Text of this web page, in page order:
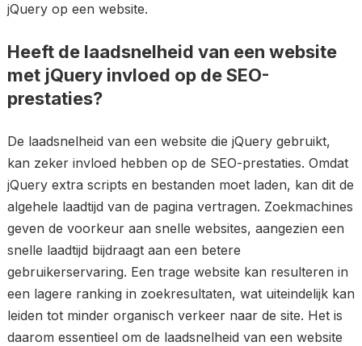
jQuery op een website.
Heeft de laadsnelheid van een website
met jQuery invloed op de SEO-
prestaties?
De laadsnelheid van een website die jQuery gebruikt,
kan zeker invloed hebben op de SEO-prestaties. Omdat
jQuery extra scripts en bestanden moet laden, kan dit de
algehele laadtijd van de pagina vertragen. Zoekmachines
geven de voorkeur aan snelle websites, aangezien een
snelle laadtijd bijdraagt aan een betere
gebruikerservaring. Een trage website kan resulteren in
een lagere ranking in zoekresultaten, wat uiteindelijk kan
leiden tot minder organisch verkeer naar de site. Het is
daarom essentieel om de laadsnelheid van een website